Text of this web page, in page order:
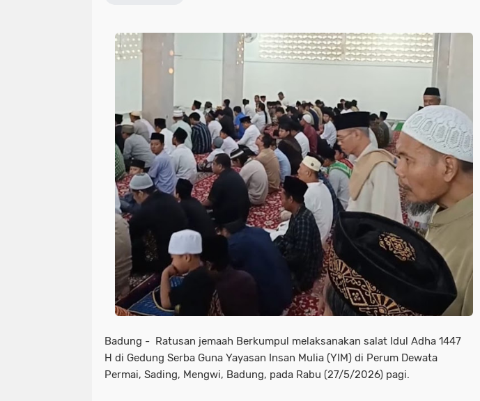
Badung - Ratusan jemaah Berkumpul melaksanakan salat Idul Adha 1447
H di Gedung Serba Guna Yayasan Insan Mulia (YIM) di Perum Dewata
Permai, Sading, Mengwi, Badung, pada Rabu (27/5/2026) pagi.